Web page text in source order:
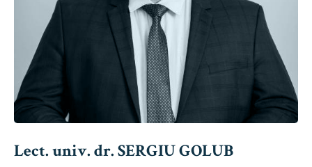
Lect. univ. dr. SERGIU GOLUB